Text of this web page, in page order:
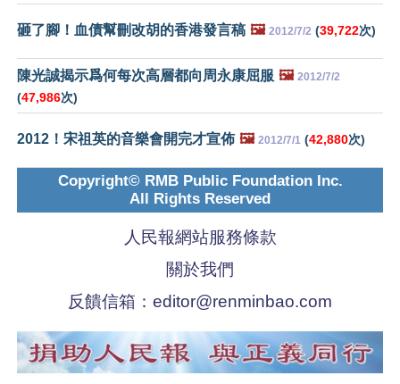
砸了腳！血債幫刪改胡的香港發言稿 🖼️ 2012/7/2 (39,722次)
陳光誠揭示爲何每次高層都向周永康屈服 🖼️ 2012/7/2
(47,986次)
2012！宋祖英的音樂會開完才宣佈 🖼️ 2012/7/1 (42,880次)
Copyright© RMB Public Foundation Inc.
All Rights Reserved
人民報網站服務條款
關於我們
反饋信箱： editor@renminbao.com